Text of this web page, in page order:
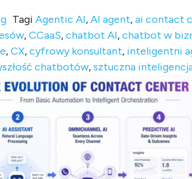
Tagi Agentic AI,AI agent,ai contact
,CCaaS,chatbot AI,chatbot w
,CX,cyfrowy konsultant, inteligentni
chatbotów,sztuczna